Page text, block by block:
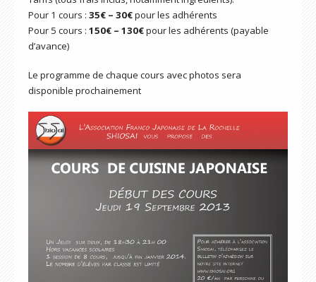
Pour 1 cours : 35€ – 30€pour les adhérents
Pour 5 cours : 150€ – 130€pour les adhérents (payable
d’avance)
Le programme de chaque cours avec photos sera
disponible prochainement